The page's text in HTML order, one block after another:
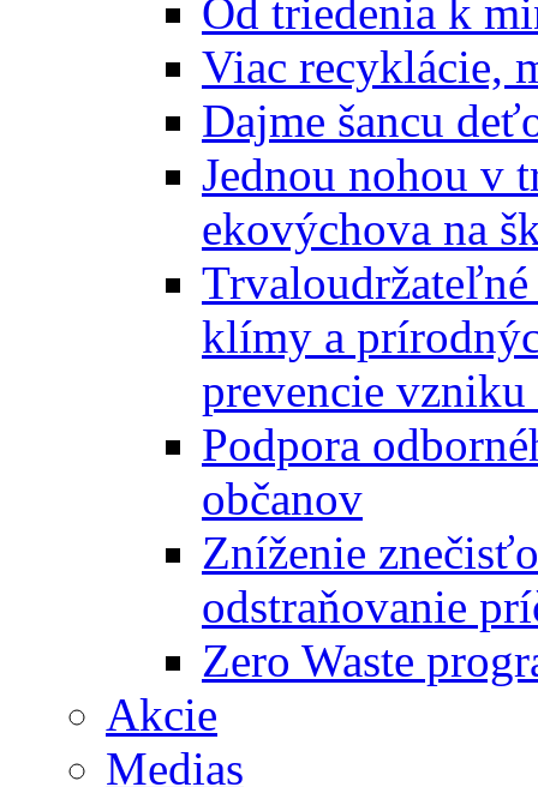
Od triedenia k
Viac recyklácie,
Dajme šancu
Jednou nohou v
ekovýchova na
klímy a
prevencie vzniku
Podpora
občanov
Zníženie
odstraňovanie
Zero Waste
Akcie
Medias